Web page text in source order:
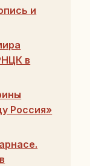
и
в
Россия»